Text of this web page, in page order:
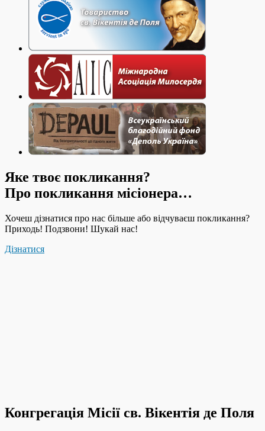
Яке твоє покликання?
Про покликання місіонера…
Хочеш дізнатися про нас більше або відчуваєш покликання?
Приходь! Подзвони! Шукай нас!
Дізнатися
Конгрегація Місії св. Вікентія де Поля